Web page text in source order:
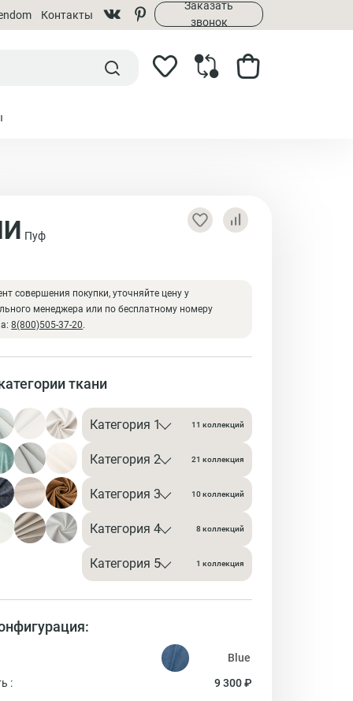
Контакты
Заказать
звонок
Пуф
совершения покупки, уточняйте цену у
менеджера или по бесплатному номеру
8(800)505-37-20.
ткани
Категория 1 11 коллекций
Категория 2 21 коллекция
Категория 3 10 коллекций
Категория 4 8 коллекций
Категория 5 1 коллекция
: 9 300 ₽